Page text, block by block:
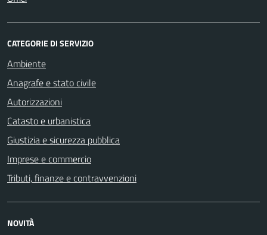
CATEGORIE DI SERVIZIO
Ambiente
Anagrafe e stato civile
Autorizzazioni
Catasto e urbanistica
Giustizia e sicurezza pubblica
Imprese e commercio
Tributi, finanze e contravvenzioni
NOVITÀ